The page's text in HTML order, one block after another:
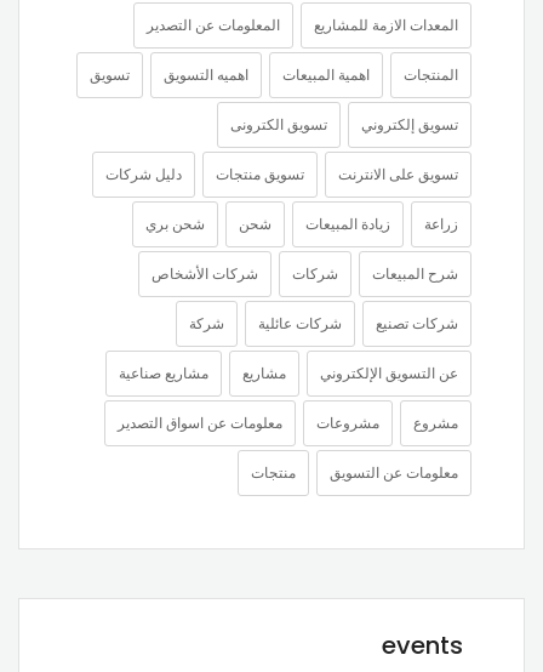
المعدات الازمة للمشاريع المعلومات عن التصدير
المنتجات اهمية المبيعات اهميه التسويق تسويق
تسويق إلكتروني تسويق الكترونى
تسويق على الانترنت تسويق منتجات دليل شركات
زراعة زيادة المبيعات شحن شحن بري
شرح المبيعات شركات شركات الأشخاص
شركات تصنيع شركات عائلية شركة
عن التسويق الإلكتروني مشاريع مشاريع صناعية
مشروع مشروعات معلومات عن اسواق التصدير
معلومات عن التسويق منتجات
events